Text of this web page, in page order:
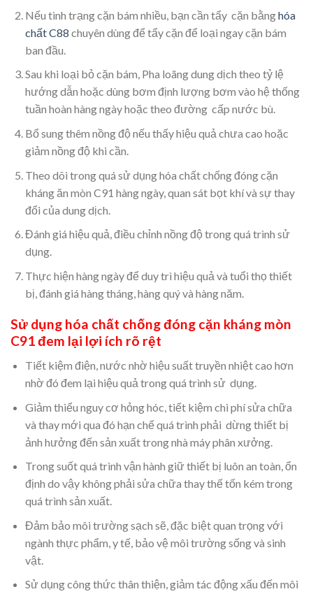
Nếu tình trạng cặn bám nhiều, bạn cần tẩy cặn bằnghóa
chất C88 chuyên dùng để tẩy cặn để loại ngay cặn bám
ban đầu.
Sau khi loại bỏ cặn bám, Pha loãng dung dịch theo tỷ lệ
hướng dẫn hoặc dùng bơm định lượng bơm vào hệ thống
tuần hoàn hàng ngày hoặc theo đường cấp nước bù.
Bổ sung thêm nồng độ nếu thấy hiệu quả chưa cao hoặc
giảm nồng độ khi cần.
Theo dõi trong quá sử dụng hóa chất chống đóng cặn
kháng ăn mòn C91 hàng ngày, quan sát bọt khí và sự thay
đổi của dung dịch.
Đánh giá hiệu quả, điều chỉnh nồng độ trong quá trình sử
dụng.
Thực hiện hàng ngày để duy trì hiệu quả và tuổi thọ thiết
bị, đánh giá hàng tháng, hàng quý và hàng năm.
Sử dụng hóa chất chống đóng cặn kháng mòn
C91 đem lại lợi ích rõ rệt
Tiết kiệm điện, nước nhờ hiệu suất truyền nhiệt cao hơn
nhờ đó đem lại hiệu quả trong quá trình sử dụng.
Giảm thiểu nguy cơ hỏng hóc, tiết kiệm chi phí sửa chữa
và thay mới qua đó hạn chế quá trình phải dừng thiết bị
ảnh hưởng đến sản xuất trong nhà máy phân xưởng.
Trong suốt quá trình vận hành giữ thiết bị luôn an toàn, ổn
định do vậy không phải sửa chữa thay thế tốn kém trong
quá trình sản xuất.
Đảm bảo môi trường sạch sẽ, đặc biệt quan trọng với
ngành thực phẩm, y tế, bảo vệ môi trường sống và sinh
vật.
Sử dụng công thức thân thiện, giảm tác động xấu đến môi